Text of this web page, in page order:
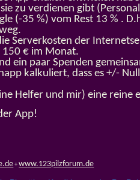
zu verdienen gibt
(-35 %) vom Rest 13 % .
Serverkosten der
150 € im Monat.
ein paar Spenden
kalkuliert, dass es +/-
Helfer und mir) eine reine
App!
+www.123pilzforum.de